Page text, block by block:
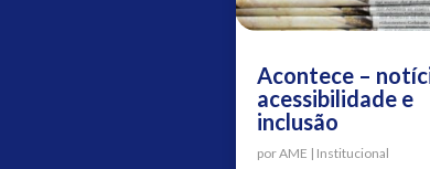
Acontece –
acessibilidade e
inclusão
porAME | Institucional